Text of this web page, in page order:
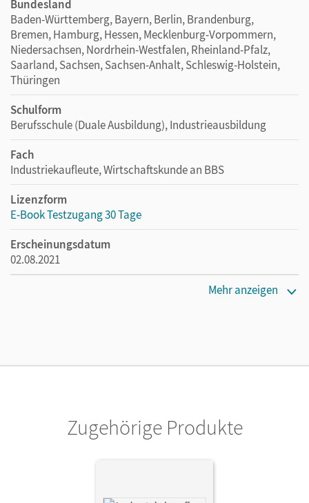
Bundesland
Baden-Württemberg, Bayern, Berlin, Brandenburg,
Bremen, Hamburg, Hessen, Mecklenburg-Vorpommern,
Niedersachsen, Nordrhein-Westfalen, Rheinland-Pfalz,
Saarland, Sachsen, Sachsen-Anhalt, Schleswig-Holstein,
Thüringen
Schulform
Berufsschule (Duale Ausbildung), Industrieausbildung
Fach
Industriekaufleute, Wirtschaftskunde an BBS
Lizenzform
E-Book Testzugang 30 Tage
Erscheinungsdatum
02.08.2021
Mehr anzeigen
Zugehörige Produkte